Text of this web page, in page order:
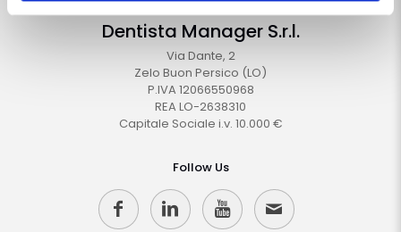
Dentista Manager S.r.l.
Via Dante, 2
Zelo Buon Persico (LO)
P.IVA 12066550968
REA LO-2638310
Capitale Sociale i.v. 10.000 €
Follow Us